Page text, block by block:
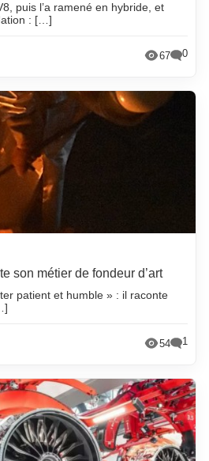
puis l’a ramené en hybride, et
: […]
67 0
son métier de fondeur d’art
patient et humble » : il raconte
54 1